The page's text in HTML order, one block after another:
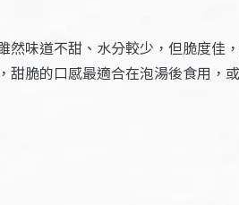
味道不甜、水分較少，但脆度佳
脆的口感最適合在泡湯後食用，